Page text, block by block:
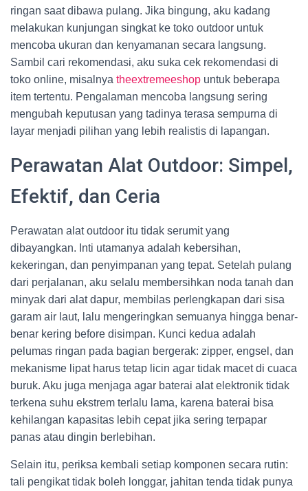
ringan saat dibawa pulang. Jika bingung, aku kadang
melakukan kunjungan singkat ke toko outdoor untuk
mencoba ukuran dan kenyamanan secara langsung.
Sambil cari rekomendasi, aku suka cek rekomendasi di
toko online, misalnya theextremeeshop untuk beberapa
item tertentu. Pengalaman mencoba langsung sering
mengubah keputusan yang tadinya terasa sempurna di
layar menjadi pilihan yang lebih realistis di lapangan.
Perawatan Alat Outdoor: Simpel,
Efektif, dan Ceria
Perawatan alat outdoor itu tidak serumit yang
dibayangkan. Inti utamanya adalah kebersihan,
kekeringan, dan penyimpanan yang tepat. Setelah pulang
dari perjalanan, aku selalu membersihkan noda tanah dan
minyak dari alat dapur, membilas perlengkapan dari sisa
garam air laut, lalu mengeringkan semuanya hingga benar-
benar kering before disimpan. Kunci kedua adalah
pelumas ringan pada bagian bergerak: zipper, engsel, dan
mekanisme lipat harus tetap licin agar tidak macet di cuaca
buruk. Aku juga menjaga agar baterai alat elektronik tidak
terkena suhu ekstrem terlalu lama, karena baterai bisa
kehilangan kapasitas lebih cepat jika sering terpapar
panas atau dingin berlebihan.
Selain itu, periksa kembali setiap komponen secara rutin:
tali pengikat tidak boleh longgar, jahitan tenda tidak punya